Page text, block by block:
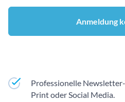
Anmeldung
Professionelle
Print oder Social Media.